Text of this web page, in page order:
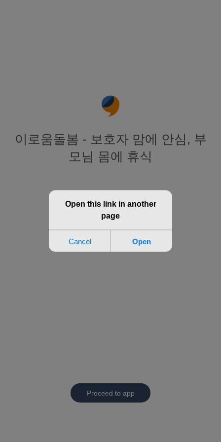
이로움돌봄 - 보호자 맘에 안심, 부
모님 몸에 휴식
Proceed to app